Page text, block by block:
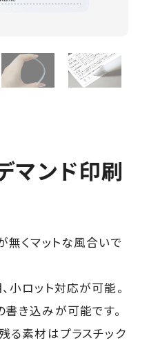
マンド印刷
くマットな風合いで
小ロット対応が可能。
き込みが可能です。
る素材はプラスチック